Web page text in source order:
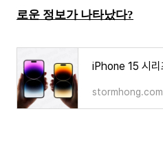
로운 정보가 나타났다?
stormhong.com